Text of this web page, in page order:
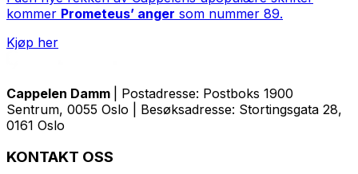
kommer Prometeus’ anger som nummer 89.
Kjøp her
Cappelen Damm
| Postadresse: Postboks 1900
Sentrum, 0055 Oslo | Besøksadresse: Stortingsgata 28,
0161 Oslo
KONTAKT OSS